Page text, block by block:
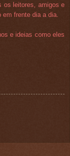
os leitores, amigos e
frente dia a dia.
e ideias como eles